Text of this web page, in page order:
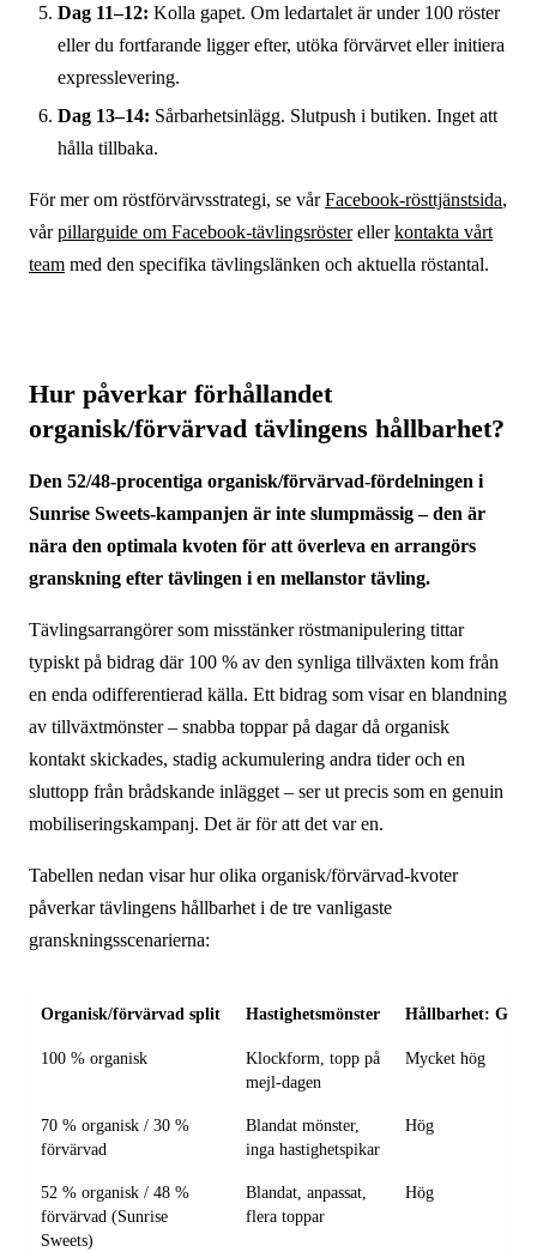
Dag 11–12: Kolla gapet. Om ledartalet är under 100 röster
eller du fortfarande ligger efter, utöka förvärvet eller initiera
expresslevering.
Dag 13–14: Sårbarhetsinlägg. Slutpush i butiken. Inget att
hålla tillbaka.
För mer om röstförvärvsstrategi, se vårFacebook-rösttjänstsida,
vårpillarguide om Facebook-tävlingsrösterellerkontakta vårt
team med den specifika tävlingslänken och aktuella röstantal.
Hur påverkar förhållandet
organisk/förvärvad tävlingens hållbarhet?
Den 52/48-procentiga organisk/förvärvad-fördelningen i
Sunrise Sweets-kampanjen är inte slumpmässig – den är
nära den optimala kvoten för att överleva en arrangörs
granskning efter tävlingen i en mellanstor tävling.
Tävlingsarrangörer som misstänker röstmanipulering tittar
typiskt på bidrag där 100 % av den synliga tillväxten kom från
en enda odifferentierad källa. Ett bidrag som visar en blandning
av tillväxtmönster – snabba toppar på dagar då organisk
kontakt skickades, stadig ackumulering andra tider och en
sluttopp från brådskande inlägget – ser ut precis som en genuin
mobiliseringskampanj. Det är för att det var en.
Tabellen nedan visar hur olika organisk/förvärvad-kvoter
påverkar tävlingens hållbarhet i de tre vanligaste
granskningsscenarierna:
Organisk/förvärvad split Hastighetsmönster Hållbarhet:
100 % organisk
Klockform, topp på
mejl-dagen
Mycket hög
70 % organisk / 30 %
förvärvad
Blandat mönster,
inga hastighetspikar
Hög
52 % organisk / 48 %
förvärvad (Sunrise
Sweets)
Blandat, anpassat,
flera toppar
Hög